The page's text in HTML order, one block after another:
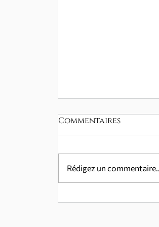
TENERIFE NEW
Commentaires
Rédigez un